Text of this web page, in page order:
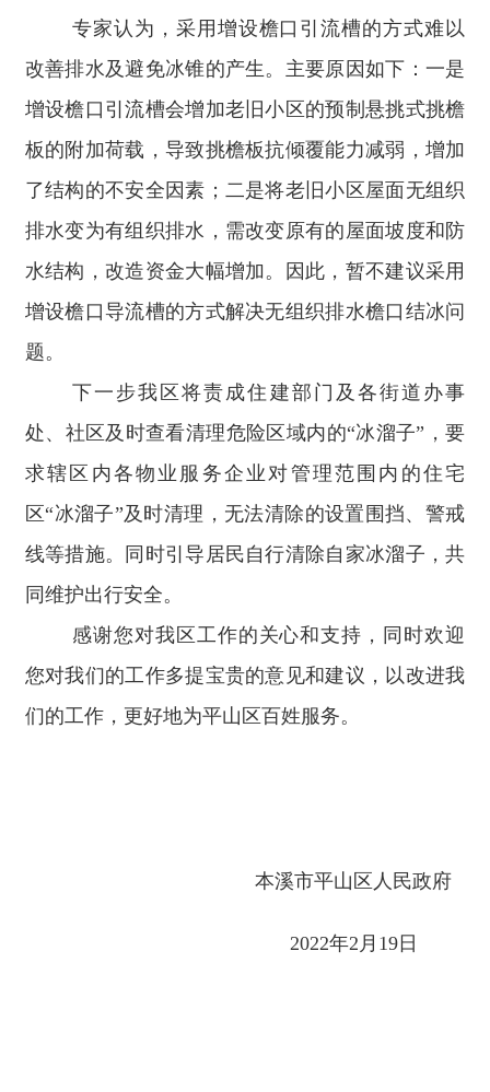
专家认为，采用增设檐口引流槽的方式难以
改善排水及避免冰锥的产生。主要原因如下：一是
增设檐口引流槽会增加老旧小区的预制悬挑式挑檐
板的附加荷载，导致挑檐板抗倾覆能力减弱，增加
了结构的不安全因素；二是将老旧小区屋面无组织
排水变为有组织排水，需改变原有的屋面坡度和防
水结构，改造资金大幅增加。因此，暂不建议采用
增设檐口导流槽的方式解决无组织排水檐口结冰问
题。
下一步我区将责成住建部门及各街道办事
处、社区及时查看清理危险区域内的“冰溜子”，要
求辖区内各物业服务企业对管理范围内的住宅
区“冰溜子”及时清理，无法清除的设置围挡、警戒
线等措施。同时引导居民自行清除自家冰溜子，共
同维护出行安全。
感谢您对我区工作的关心和支持，同时欢迎
您对我们的工作多提宝贵的意见和建议，以改进我
们的工作，更好地为平山区百姓服务。
本溪市平山区人民政府
2022年2月19日